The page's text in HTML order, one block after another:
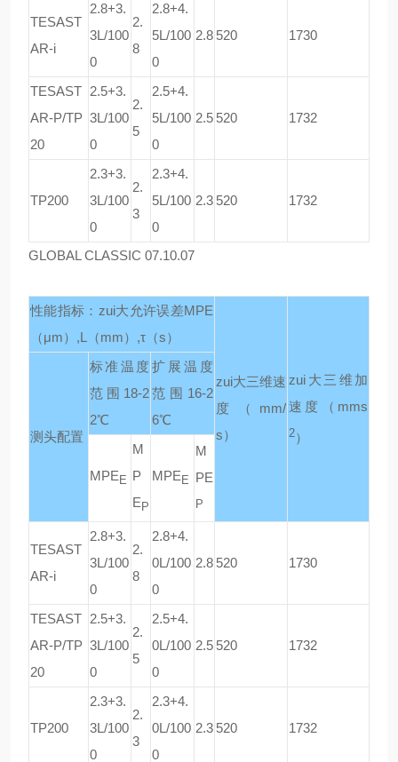
TESAST
AR-i
2.8+3.
3L/100
0
2.
8
2.8+4.
5L/100
0
2.8 520 1730
TESAST
AR-P/TP
20
2.5+3.
3L/100
0
2.
5
2.5+4.
5L/100
0
2.5 520 1732
TP200
2.3+3.
3L/100
0
2.
3
2.3+4.
5L/100
0
2.3 520 1732
GLOBAL CLASSIC 07.10.07
性能指标：zui大允许误差MPE
（μm）,L（mm）,τ（s）
zui大三维速
度
（mm/
s）
zui大三维加
速度
（mms
2）
测头配置
标准温度
范围 18-2
2℃
扩展温度
范围 16-2
6℃
MPE E
M
P
E P
MPE E
M
PE
P
TESAST
AR-i
2.8+3.
3L/100
0
2.
8
2.8+4.
0L/100
0
2.8 520 1730
TESAST
AR-P/TP
20
2.5+3.
3L/100
0
2.
5
2.5+4.
0L/100
0
2.5 520 1732
TP200
2.3+3.
3L/100
0
2.
3
2.3+4.
0L/100
0
2.3 520 1732